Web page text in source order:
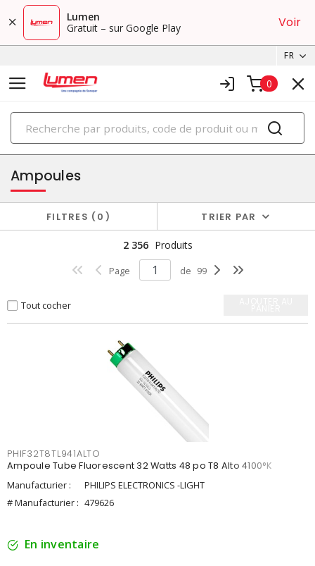
Lumen
Gratuit – sur Google Play
Voir
FR
0
PRODUITS
éclairage
Ampoules
FILTRES 0 TRIER PAR
2 356 Produits
Page de 99
Tout cocher
PHIF32T8TL941ALTO
Ampoule Tube Fluorescent 32 Watts 48 po T8 Alto 4100°K
Manufacturier :
PHILIPS ELECTRONICS -LIGHT
# Manufacturier : 479626
En inventaire